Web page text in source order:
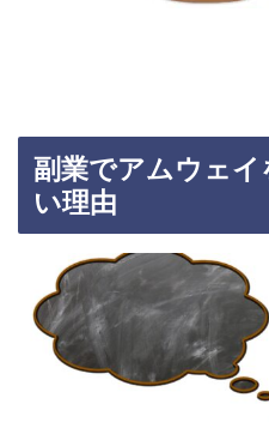
副業でアムウェ
い理由